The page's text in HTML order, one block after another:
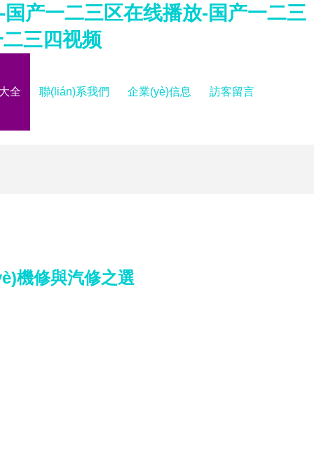
产一二三区在线播放-国产一二三
三四视频
全 聯(lián)系我們 企業(yè)信息 訪客留言
機修與汽修之選